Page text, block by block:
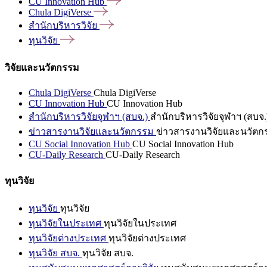
Chula DigiVerse
สำนักบริหารวิจัย
ทุนวิจัย
วิจัยและนวัตกรรม
Chula DigiVerse Chula DigiVerse
CU Innovation Hub CU Innovation Hub
สำนักบริหารวิจัยจุฬาฯ (สบจ.) สำนักบริหารวิจัยจุฬาฯ (สบจ
ข่าวสารงานวิจัยและนวัตกรรม ข่าวสารงานวิจัยและนวัตก
CU Social Innovation Hub CU Social Innovation Hub
CU-Daily Research CU-Daily Research
ทุนวิจัย
ทุนวิจัย ทุนวิจัย
ทุนวิจัยในประเทศ ทุนวิจัยในประเทศ
ทุนวิจัยต่างประเทศ ทุนวิจัยต่างประเทศ
ทุนวิจัย สบจ. ทุนวิจัย สบจ.